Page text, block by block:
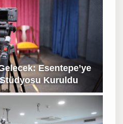
Esentepe’ye
Kuruldu